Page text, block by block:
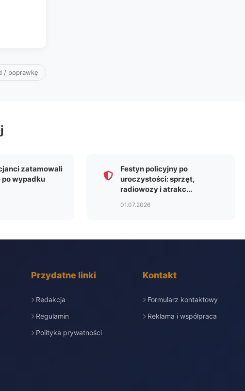
/ poprawkę
zatamowali
wypadku
Festyn policyjny po
uroczystości: sprzęt,
radiowozy i atrakc...
01.07.2026
Przydatne linki
Redakcja
Regulamin
Polityka prywatności
Kontakt
Formularz kontaktowy
Reklama i współpraca